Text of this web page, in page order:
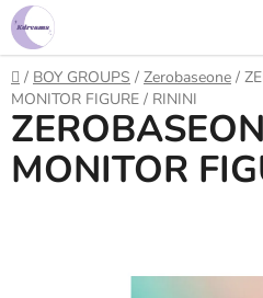
Prejsť
na
obsah
Domov
/ BOY GROUPS / Zerobaseone /
MONITOR FIGURE / RININI
MONITOR